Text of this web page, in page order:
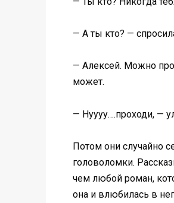
— А ты кто? —
— Алексей. Можно
может.
— Нуууу….проходи, —
Потом они случайно
головоломки.
чем любой роман,
она и влюбилась в